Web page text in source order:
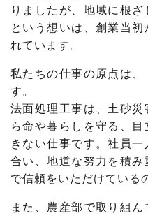
りましたが、地域に根
という想いは、創業当
れています。
私たちの仕事の原点は
す。
法面処理工事は、土砂
ら命や暮らしを守る、
きない仕事です。社員
合い、地道な努力を積み
で信頼をいただけている
また、農産部で取り組